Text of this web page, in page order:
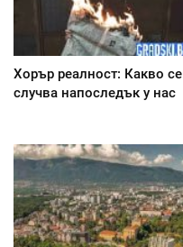
Хорър реалност: Какво се
случва напоследък у нас